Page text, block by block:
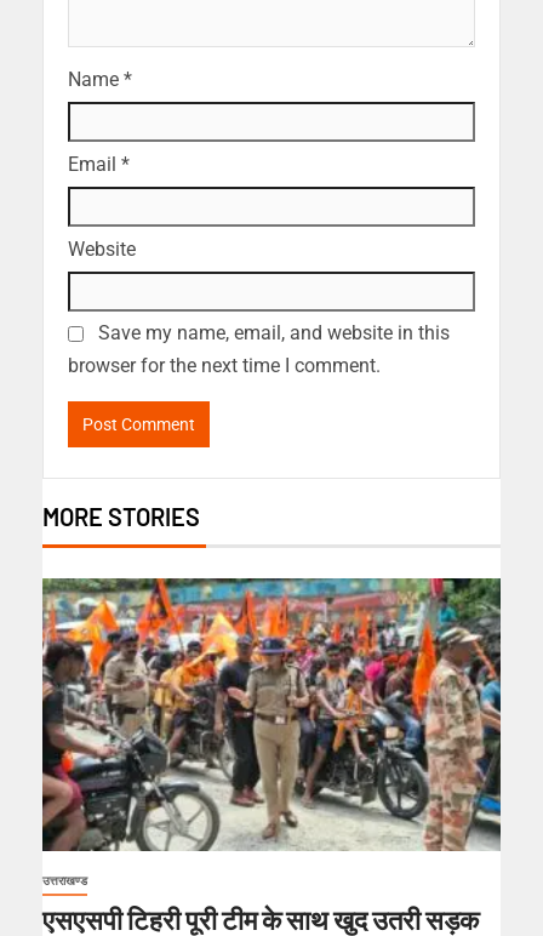
Name *
Email *
Website
Save my name, email, and website in this
browser for the next time I comment.
MORE STORIES
उत्तराखण्ड
एसएसपी टिहरी पूरी टीम के साथ खुद उतरी सड़क